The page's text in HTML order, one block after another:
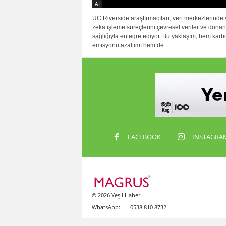
AI
UC Riverside araştırmacıları, veri merkezlerinde
zeka işleme süreçlerini çevresel veriler ve
sağlığıyla entegre ediyor. Bu yaklaşım, hem
emisyonu azaltımı hem de...
FACEBOOK
© 2026 Yeşil Haber
WhatsApp:
0538 810 8732